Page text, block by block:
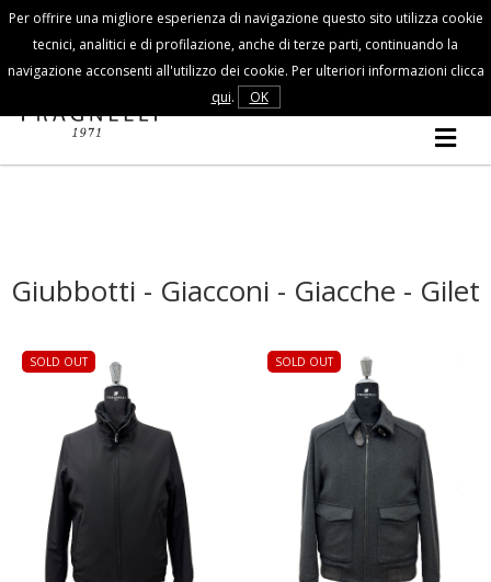
Per offrire una migliore esperienza di navigazione questo sito utilizza cookie
tecnici, analitici e di profilazione, anche di terze parti, continuando la
navigazione acconsenti all'utilizzo dei cookie. Per ulteriori informazioni clicca
qui. OK
COLLEZIONE
UOMO
Servizio clienti
Giubbotti - Giacconi - Giacche - Gilet
SOLD OUT SOLD OUT